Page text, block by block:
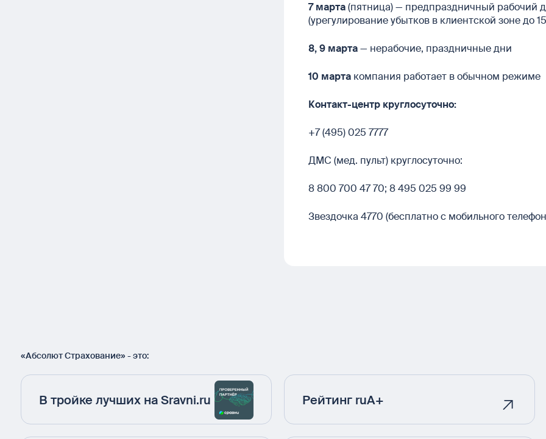
7 марта(пятница) — предпраздничный рабочий
(урегулирование убытков в клиентской зоне до
8, 9 марта— нерабочие, праздничные дни
10 марта компания работает в обычном режиме
Контакт-центр круглосуточно:
+7 (495) 025 7777
ДМС (мед. пульт) круглосуточно:
8 800 700 47 70; 8 495 025 99 99
Звездочка 4770 (бесплатно с мобильного
«Абсолют Страхование» - это:
В тройке лучших на Sravni.ru Рейтинг ruA+